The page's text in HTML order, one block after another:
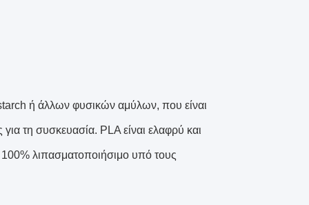
ή άλλων φυσικών αμύλων, που είναι
τη συσκευασία. PLA είναι ελαφρύ και
100% λιπασματοποιήσιμο υπό τους